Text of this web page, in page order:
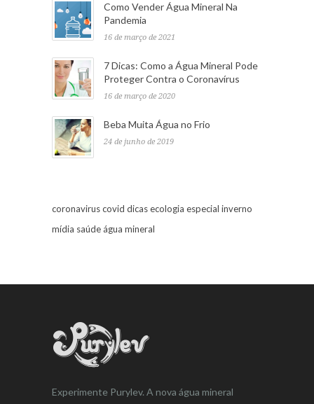
Como Vender Água Mineral Na
Pandemia
16 de março de 2021
7 Dicas: Como a Água Mineral Pode
Proteger Contra o Coronavírus
16 de março de 2020
Beba Muita Água no Frio
24 de junho de 2019
coronaviruscovid dicasecologia especial inverno
mídia saúdeágua mineral
Experimente Purylev. A nova água mineral